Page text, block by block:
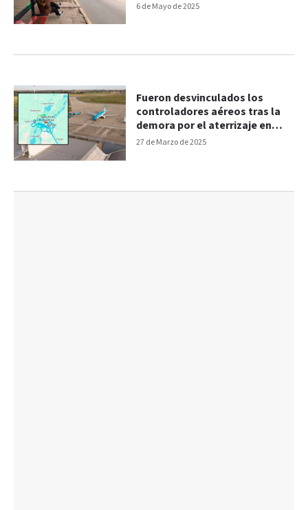
6 de Mayo de 2025
27 de Marzo de 2025
Fueron desvinculados los
controladores aéreos tras la
demora por el aterrizaje en
Santa Fe